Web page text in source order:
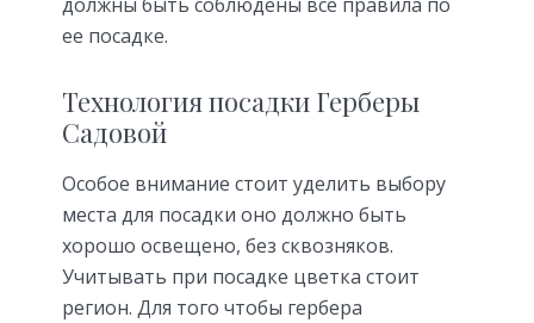
ее посадке.
Технология посадки Герберы
Садовой
Особое внимание стоит уделить выбору
места для посадки оно должно быть
хорошо освещено, без сквозняков.
Учитывать при посадке цветка стоит
регион. Для того чтобы гербера